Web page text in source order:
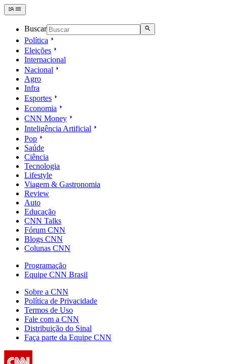
Buscar
Política
Eleições
Internacional
Nacional
Agro
Infra
Esportes
Economia
CNN Money
Inteligência Artificial
Pop
Saúde
Ciência
Tecnologia
Lifestyle
Viagem & Gastronomia
Review
Auto
Educação
CNN Talks
Fórum CNN
Blogs CNN
Colunas CNN
Programação
Equipe CNN Brasil
Sobre a CNN
Política de Privacidade
Termos de Uso
Fale com a CNN
Distribuição do Sinal
Faça parte da Equipe CNN